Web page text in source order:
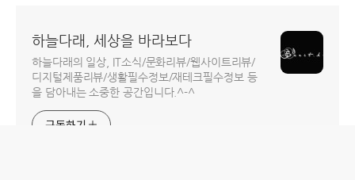
하늘다래, 세상을 바라보다
하늘다래의 일상, IT소식/문화리뷰/웹사이트리뷰/
디지털제품리뷰/생활필수정보/재테크필수정보 등
을 담아내는 소중한 공간입니다.^-^
구독하기